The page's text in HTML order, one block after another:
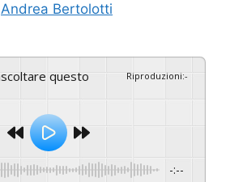
Andrea Bertolotti
Riproduzioni:-
-:--